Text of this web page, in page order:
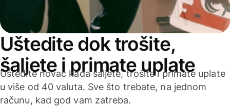
Uštedite dok trošite,
šaljete i primate uplate
Uštedite novac kada šaljete, trošite i primate uplate
u više od 40 valuta. Sve što trebate, na jednom
računu, kad god vam zatreba.